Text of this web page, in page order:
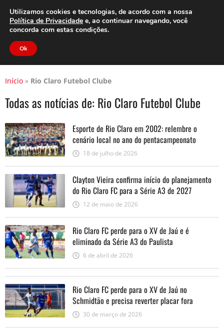
Clube do Assinante Área do Assinante
Início » Rio Claro Futebol Clube
Todas as notícias de: Rio Claro Futebol Clube
Esporte de Rio Claro em 2002: relembre o
cenário local no ano do pentacampeonato
18 de julho de 2026
Clayton Vieira confirma início do planejamento
do Rio Claro FC para a Série A3 de 2027
12 de maio de 2026
Rio Claro FC perde para o XV de Jaú e é
eliminado da Série A3 do Paulista
6 de abril de 2026
Rio Claro FC perde para o XV de Jaú no
Schmidtão e precisa reverter placar fora
30 de março de 2026
Utilizamos cookies e tecnologias, de acordo com a nossa
Política de Privacidade e, ao continuar navegando, você
concorda com estas condições.
Ok